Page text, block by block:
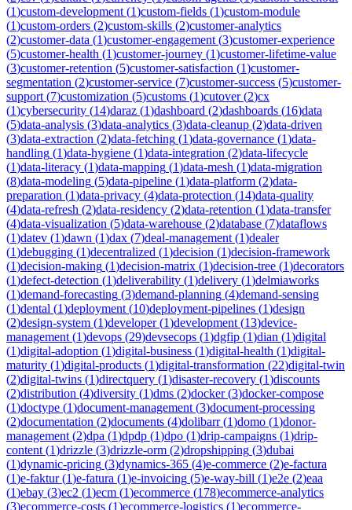
(1)custom-development (1)custom-fields (1)custom-module
(1)custom-orders (2)custom-skills (2)customer-analytics
(2)customer-data (1)customer-engagement (3)customer-experience
(5)customer-health (1)customer-journey (1)customer-lifetime-value
(3)customer-retention (5)customer-satisfaction (1)customer-
segmentation (2)customer-service (7)customer-success (5)customer-
support (7)customization (5)customs (1)cutover(2)cx
(1)cybersecurity (14)daraz (1)dashboard (2)dashboards (16)data
(5)data-analysis (3)data-analytics (3)data-cleanup (2)data-driven
(3)data-extraction (2)data-fetching (1)data-governance (1)data-
handling (1)data-hygiene (1)data-integration (2)data-lifecycle
(1)data-literacy (1)data-mapping (1)data-mesh (1)data-migration
(8)data-modeling (5)data-pipeline (1)data-platform (2)data-
preparation (1)data-privacy (4)data-protection (14)data-quality
(4)data-refresh (2)data-residency (2)data-retention (1)data-transfer
(4)data-visualization (5)data-warehouse (2)database (7)dataflows
(1)datev (1)dawn (1)dax (7)deal-management (1)dealer
(1)debugging (1)decentralized (1)decision (1)decision-framework
(1)decision-making (1)decision-matrix (1)decision-tree (1)decorators
(1)defect-detection (1)deliverability (1)delivery (1)delmiaworks
(1)demand-forecasting (3)demand-planning (4)demand-sensing
(1)dental (1)deployment (10)deployment-pipelines (1)design
(2)design-system (1)developer(1)development (13)device-
management (1)devops (29)devsecops (1)dgfip (1)dian (1)digital
(1)digital-adoption (1)digital-business (1)digital-health (1)digital-
maturity (1)digital-products (1)digital-transformation (22)digital-twin
(2)digital-twins (1)directquery (1)disaster-recovery (1)discounts
(2)distribution (4)diversity (1)dms (2)docker(3)docker-compose
(1)doctype (1)document-management (3)document-processing
(2)documentation (2)documents (4)dolibarr(1)domo (1)donor-
management (2)dpa (1)dpdp (1)dpo (1)drip-campaigns (1)drip-
content (1)drizzle (3)drizzle-orm (2)dropshipping (3)dubai
(1)dynamic-pricing (3)dynamics-365 (4)e-commerce (2)e-factura
(1)e-faktur(1)e-fatura (1)e-invoicing (5)e-way-bill (1)e2e (2)eaa
(1)ebay (3)ec2 (1)ecm (1)ecommerce (178)ecommerce-analytics
(3)ecommerce-costs (1)ecommerce-logistics (1)ecommerce-